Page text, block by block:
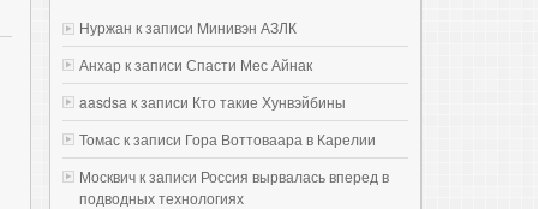
Нуржан к записи Mинивэн АЗЛК
Анхар к записи Спасти Мес Айнак
aasdsa к записи Кто такие Хунвэйбины
Томас к записи Гора Воттоваара в Карелии
Москвич к записи Россия вырвалась вперед в
подводных технологиях